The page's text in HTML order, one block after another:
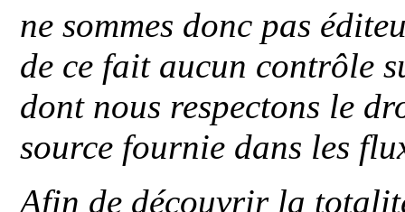
ne sommes donc pas
de ce fait aucun contrôle
dont nous respectons le
source fournie dans les
Afin de découvrir la